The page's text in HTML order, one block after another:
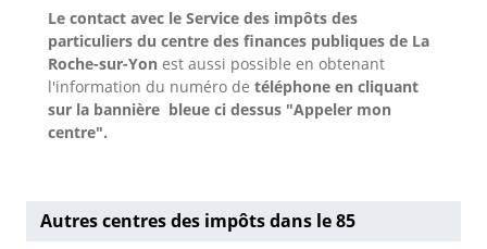
Le contact avec le Service des impôts des
particuliers du centre des finances publiques de La
Roche-sur-Yon est aussi possible en obtenant
l'information du numéro de téléphone en cliquant
sur la bannière bleue ci dessus "Appeler mon
centre".
Autres centres des impôts dans le 85